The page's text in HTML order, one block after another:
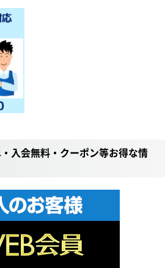
入会無料・クーポン等お得な情